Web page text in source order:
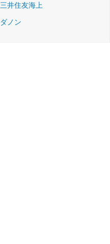
三井住友海上
ダノン